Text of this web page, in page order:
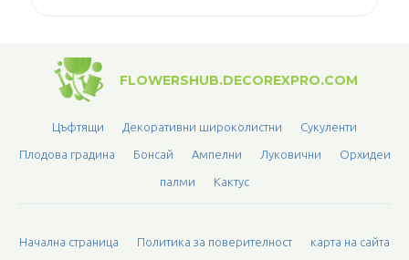
FLOWERSHUB.DECOREXPRO.COM
Цъфтящи Декоративни широколистни Сукуленти
Плодова градина Бонсай Ампелни Луковични Орхидеи
палми Кактус
Начална страница Политика за поверителност карта на сайта